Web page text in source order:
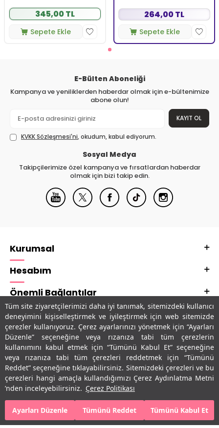
Tüm site ziyaretçilerimizi daha iyi tanımak, sitemizdeki kullanıcı
deneyimini kişiselleştirmek ve iyileştirmek için web sitemizde
çerezler kullanıyoruz. Çerez ayarlarınızı yönetmek için “Ayarları
Düzenle” seçeneğine veya rızanıza tabi tüm çerezlerin
kullanımını kabul etmek için “Tümünü Kabul Et” seçeneğine
veya rızanıza tabi tüm çerezleri reddetmek için “Tümünü
Reddet” seçeneğine tıklayabilirsiniz. Sitemizdeki çerezleri ve bu
çerezleri hangi amaçla kullandığımızı Çerez Aydınlatma Metni
’nden inceleyebilirsiniz. Çerez Politikası
Ayarları Düzenle Tümünü Reddet Tümünü Kabul Et
SEPETE EKLE HEMEN AL
345,00 TL
Sepete Ekle
264,00 TL
Sepete Ekle
E-Bülten Aboneliği
Kampanya ve yeniliklerden haberdar olmak için e-bültenimize
abone olun!
KAYIT OL
KVKK Sözleşmesi'ni, okudum, kabul ediyorum.
Sosyal Medya
Takipçilerimize özel kampanya ve fırsatlardan haberdar
olmak için bizi takip edin.
Kurumsal
Hesabım
Önemli Bağlantılar
Adres & İletişim
Uygulamalarımız